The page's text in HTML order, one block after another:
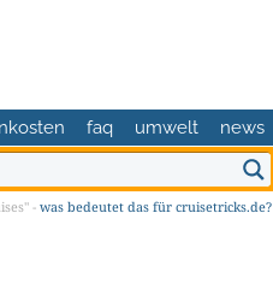
faq umwelt news
- was bedeutet das für cruisetricks.de?